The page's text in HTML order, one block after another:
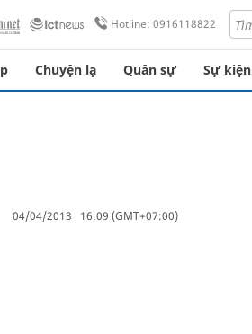
Hotline: 0916118822
Chuyện lạ Quân sự Sự kiện
04/04/2013 16:09 (GMT+07:00)